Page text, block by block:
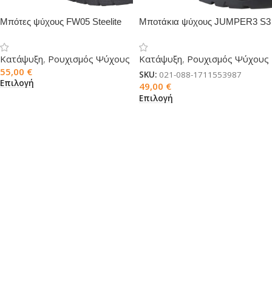
Μπότες ψύχους FW05 Steelite
Κατάψυξη, Ρουχισμός Ψύχους
55,00 €
Επιλογή
Μποτάκια ψύχους JUMPER3 S3
Κατάψυξη, Ρουχισμός Ψύχους
SKU: 021-088-1711553987
49,00 €
Επιλογή